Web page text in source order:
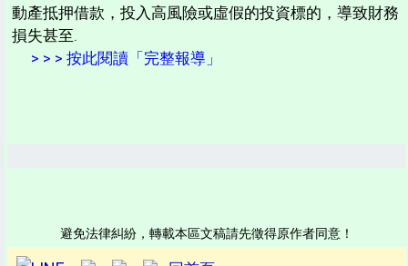
動產抵押借款，投入高風險或虛假的投資標的，導致財務
損失甚至.
> > > 按此閱讀「完整報導」
避免法律糾紛，轉載本區文稿請先徵得原作者同意！